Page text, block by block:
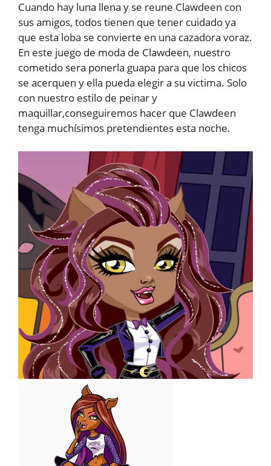
Cuando hay luna llena y se reune Clawdeen con
sus amigos, todos tienen que tener cuidado ya
que esta loba se convierte en una cazadora voraz.
En este juego de moda de Clawdeen, nuestro
cometido sera ponerla guapa para que los chicos
se acerquen y ella pueda elegir a su victima. Solo
con nuestro estilo de peinar y
maquillar,conseguiremos hacer que Clawdeen
tenga muchísimos pretendientes esta noche.